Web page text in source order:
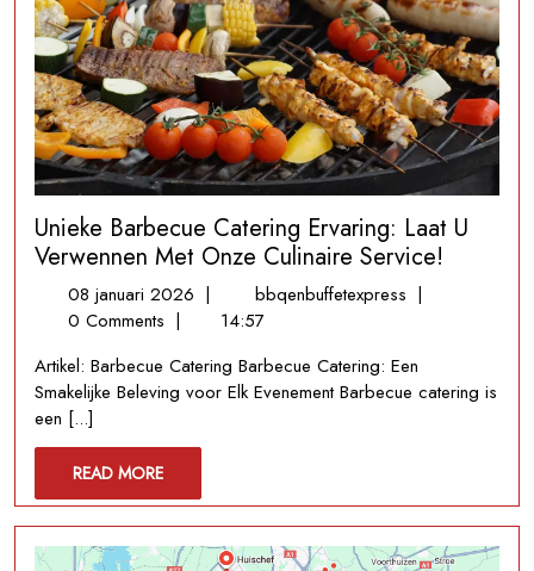
Unieke Barbecue Catering Ervaring: Laat U
Verwennen Met Onze Culinaire Service!
08 januari 2026 08
januari
| bbqenbuffetexpress Unieke
Ervaring:
Laat
Onze
Culinaire
Service!
|
0 Comments |
14:57
Artikel: Barbecue Catering Barbecue Catering: Een
Smakelijke Beleving voor Elk Evenement Barbecue catering is
een [...]
READ MOREREAD
MORE